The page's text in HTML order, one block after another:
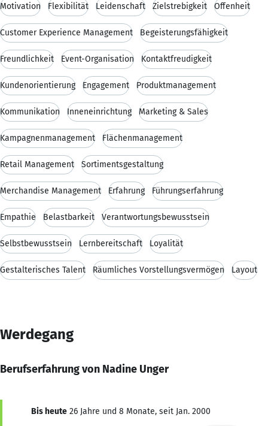
Motivation Flexibilität Leidenschaft Zielstrebigkeit Offenheit
Customer Experience Management Begeisterungsfähigkeit
Freundlichkeit Event-Organisation Kontaktfreudigkeit
Kundenorientierung Engagement Produktmanagement
Kommunikation Inneneinrichtung Marketing & Sales
Kampagnenmanagement Flächenmanagement
Retail Management Sortimentsgestaltung
Merchandise Management Erfahrung Führungserfahrung
Empathie Belastbarkeit Verantwortungsbewusstsein
Selbstbewusstsein Lernbereitschaft Loyalität
Gestalterisches Talent Räumliches Vorstellungsvermögen Layout
Werdegang
Berufserfahrung von Nadine Unger
Bis heute 26 Jahre und 8 Monate, seit Jan. 2000